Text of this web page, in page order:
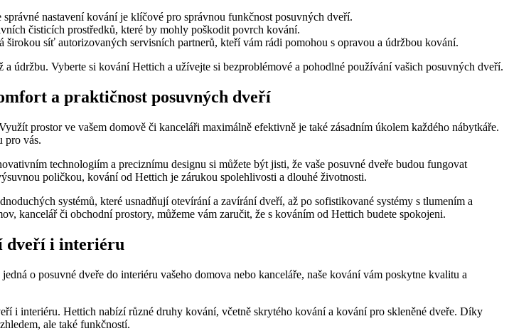
nastavení kování je klíčové pro správnou funkčnost posuvných dveří.
čisticích prostředků, které by mohly poškodit povrch kování.
síť autorizovaných servisních partnerů, kteří vám rádi pomohou s opravou a údržbou kování.
údržbu. Vyberte si kování Hettich a užívejte si bezproblémové a pohodlné používání vašich posuvných dveří.
a praktičnost posuvných dveří
prostor ve vašem domově či kanceláři maximálně efektivně je také zásadním úkolem každého nábytkáře.
pro vás.
technologiím a preciznímu designu si můžete být jisti, že vaše posuvné dveře budou fungovat
poličkou, kování od Hettich je zárukou spolehlivosti a dlouhé životnosti.
systémů, které usnadňují otevírání a zavírání dveří, až po sofistikované systémy s tlumením a
kancelář či obchodní prostory, můžeme vám zaručit, že s kováním od Hettich budete spokojeni.
dveří i interiéru
o posuvné dveře do interiéru vašeho domova nebo kanceláře, naše kování vám poskytne kvalitu a
i interiéru. Hettich nabízí různé druhy kování, včetně skrytého kování a kování pro skleněné dveře. Díky
ale také funkčností.